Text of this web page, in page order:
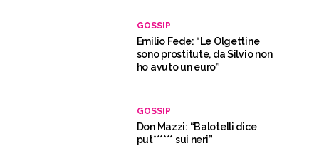
GOSSIP
Emilio Fede: “Le Olgettine
sono prostitute, da Silvio non
ho avuto un euro”
GOSSIP
Don Mazzi: “Balotelli dice
put****** sui neri”